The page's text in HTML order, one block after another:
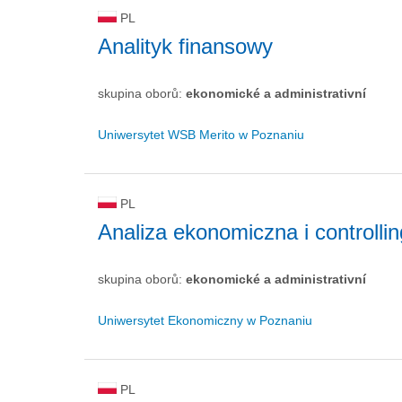
PL
Analityk finansowy
skupina oborů: ekonomické a administrativní
Uniwersytet WSB Merito w Poznaniu
PL
Analiza ekonomiczna i
skupina oborů: ekonomické a administrativní
Uniwersytet Ekonomiczny w Poznaniu
PL